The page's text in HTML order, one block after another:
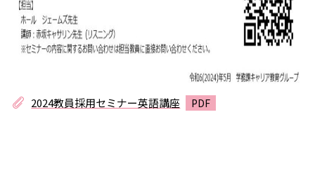
2024教員採用セミナー英語講座